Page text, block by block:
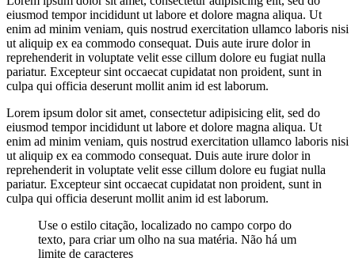
eiusmod tempor incididunt ut labore et dolore magna aliqua. Ut
enim ad minim veniam, quis nostrud exercitation ullamco laboris nisi
ut aliquip ex ea commodo consequat. Duis aute irure dolor in
reprehenderit in voluptate velit esse cillum dolore eu fugiat nulla
pariatur. Excepteur sint occaecat cupidatat non proident, sunt in
culpa qui officia deserunt mollit anim id est laborum.
Lorem ipsum dolor sit amet, consectetur adipisicing elit, sed do
eiusmod tempor incididunt ut labore et dolore magna aliqua. Ut
enim ad minim veniam, quis nostrud exercitation ullamco laboris nisi
ut aliquip ex ea commodo consequat. Duis aute irure dolor in
reprehenderit in voluptate velit esse cillum dolore eu fugiat nulla
pariatur. Excepteur sint occaecat cupidatat non proident, sunt in
culpa qui officia deserunt mollit anim id est laborum.
Use o estilo citação, localizado no campo corpo do
texto, para criar um olho na sua matéria. Não há um
limite de caracteres